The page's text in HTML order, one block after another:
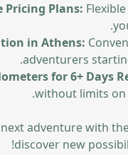
Pricing Plans:
in Athens:
adventurers
for 6+ Days
without limits on
adventure with
discover new